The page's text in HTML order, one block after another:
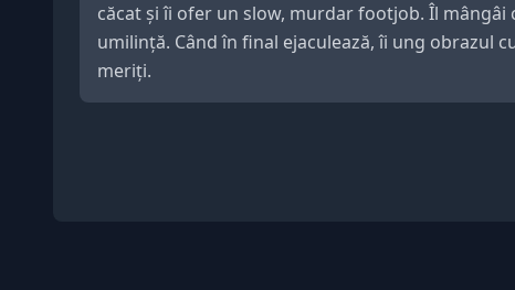
căcat și îi ofer un slow, murdar footjob. Îl mângâi
umilință. Când în final ejaculează, îi ung obrazul
meriți.